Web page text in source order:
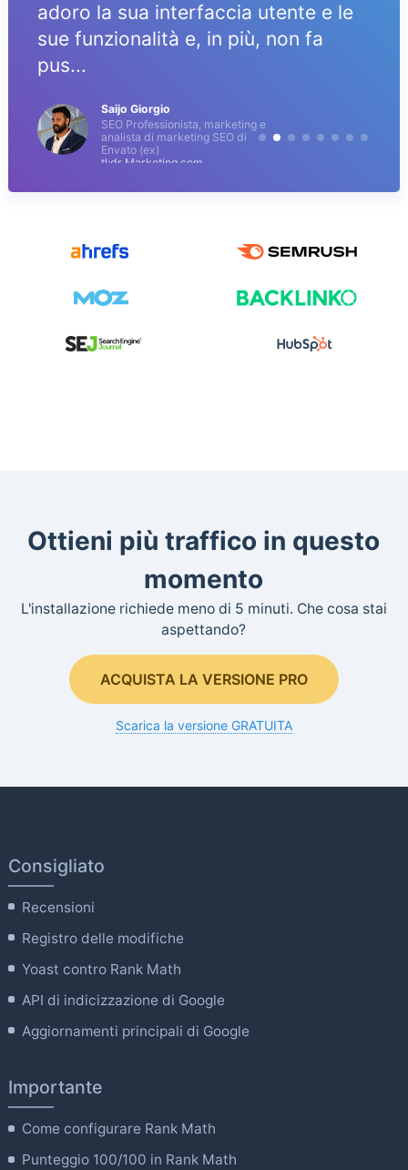
adoro la sua interfaccia utente e le
sue funzionalità e, in più, non fa
pus...
Saijo Giorgio
SEO Professionista, marketing e
analista di marketing SEO di
Envato (ex)
tl;dr Marketing.com
Ottieni più traffico in questo
momento
L'installazione richiede meno di 5 minuti. Che cosa stai
aspettando?
ACQUISTA LA VERSIONE PRO
Scarica la versione GRATUITA
Consigliato
Recensioni
Registro delle modifiche
Yoast contro Rank Math
API di indicizzazione di Google
Aggiornamenti principali di Google
Importante
Come configurare Rank Math
Punteggio 100/100 in Rank Math